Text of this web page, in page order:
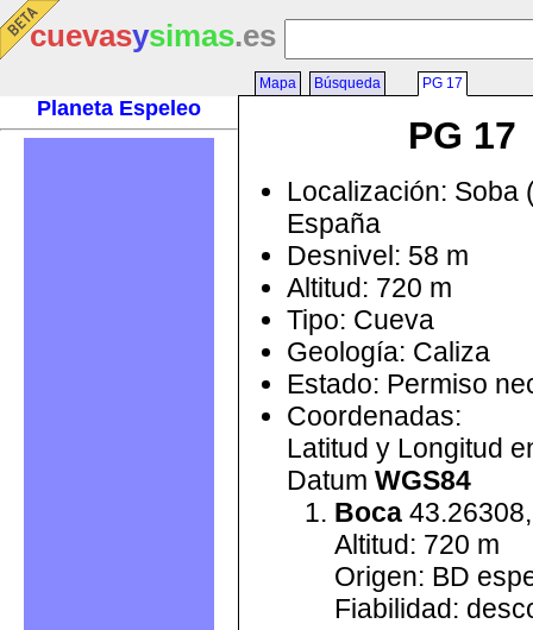
cuevasysimas.es
Planeta Espeleo
Mapa Búsqueda PG 17
PG 17
Localización: Soba
España
Desnivel: 58 m
Altitud: 720 m
Tipo: Cueva
Geología: Caliza
Estado: Permiso
Coordenadas:
Latitud y Longitud
Datum WGS84
Boca
Altitud: 720 m
Origen: BD
Fiabilidad: